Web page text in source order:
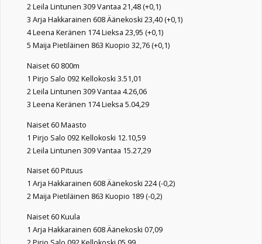
2 Leila Lintunen 309 Vantaa 21,48 (+0,1)
3 Arja Hakkarainen 608 Äänekoski 23,40 (+0,1)
4 Leena Keränen 174 Lieksa 23,95 (+0,1)
5 Maija Pietiläinen 863 Kuopio 32,76 (+0,1)
Naiset 60 800m
1 Pirjo Salo 092 Kellokoski 3.51,01
2 Leila Lintunen 309 Vantaa 4.26,06
3 Leena Keränen 174 Lieksa 5.04,29
Naiset 60 Maasto
1 Pirjo Salo 092 Kellokoski 12.10,59
2 Leila Lintunen 309 Vantaa 15.27,29
Naiset 60 Pituus
1 Arja Hakkarainen 608 Äänekoski 224 (-0,2)
2 Maija Pietiläinen 863 Kuopio 189 (-0,2)
Naiset 60 Kuula
1 Arja Hakkarainen 608 Äänekoski 07,09